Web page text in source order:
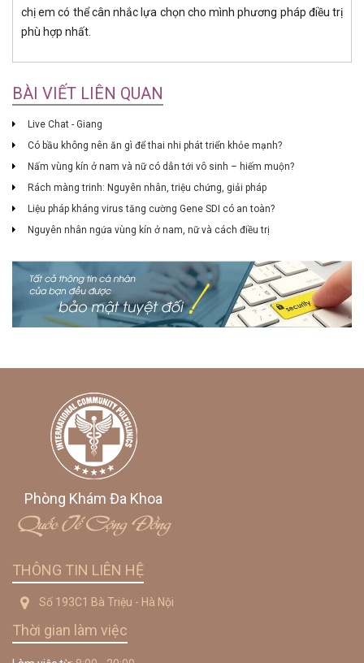
chị em có thể cân nhắc lựa chọn cho mình phương pháp điều trị
phù hợp nhất.
BÀI VIẾT LIÊN QUAN
Live Chat - Giang
Có bầu không nên ăn gì để thai nhi phát triển khỏe mạnh?
Nấm vùng kín ở nam và nữ có dẫn tới vô sinh – hiếm muộn?
Rách màng trinh: Nguyên nhân, triệu chứng, giải pháp
Liệu pháp kháng virus tăng cường Gene SDI​ có an toàn?
Nguyên nhân ngứa vùng kín ở nam, nữ và cách điều trị
Phòng Khám Đa Khoa
Quốc Tế Cộng Đồng
THÔNG TIN LIÊN HỆ
Số 193C1 Bà Triệu - Hà Nội
Thời gian làm việc